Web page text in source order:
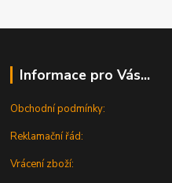
Informace pro Vás...
Obchodní podmínky:
Reklamační řád:
Vrácení zboží: